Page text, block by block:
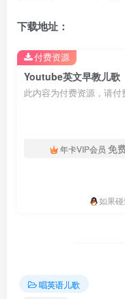
下载地址：
此内容为付费资源，请付
年卡VIP会员 免
如果
付费资源
唱英语儿歌